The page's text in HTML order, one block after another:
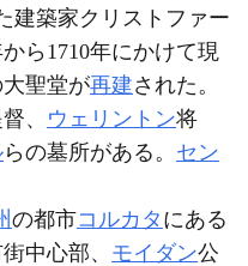
建築家クリストファー
ら1710年にかけて現
聖堂が再建された。
、 ウェリントン将
らの墓所がある。 セン
の都市コルカタ にある
中心部、 モイダン公